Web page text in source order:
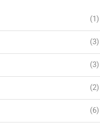
(1)
(3)
(3)
(2)
(6)